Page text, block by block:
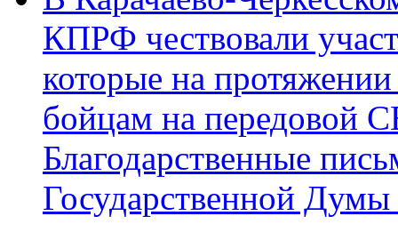
КПРФ чествовали
которые на
бойцам на передовой
Благодарственные
Государственной